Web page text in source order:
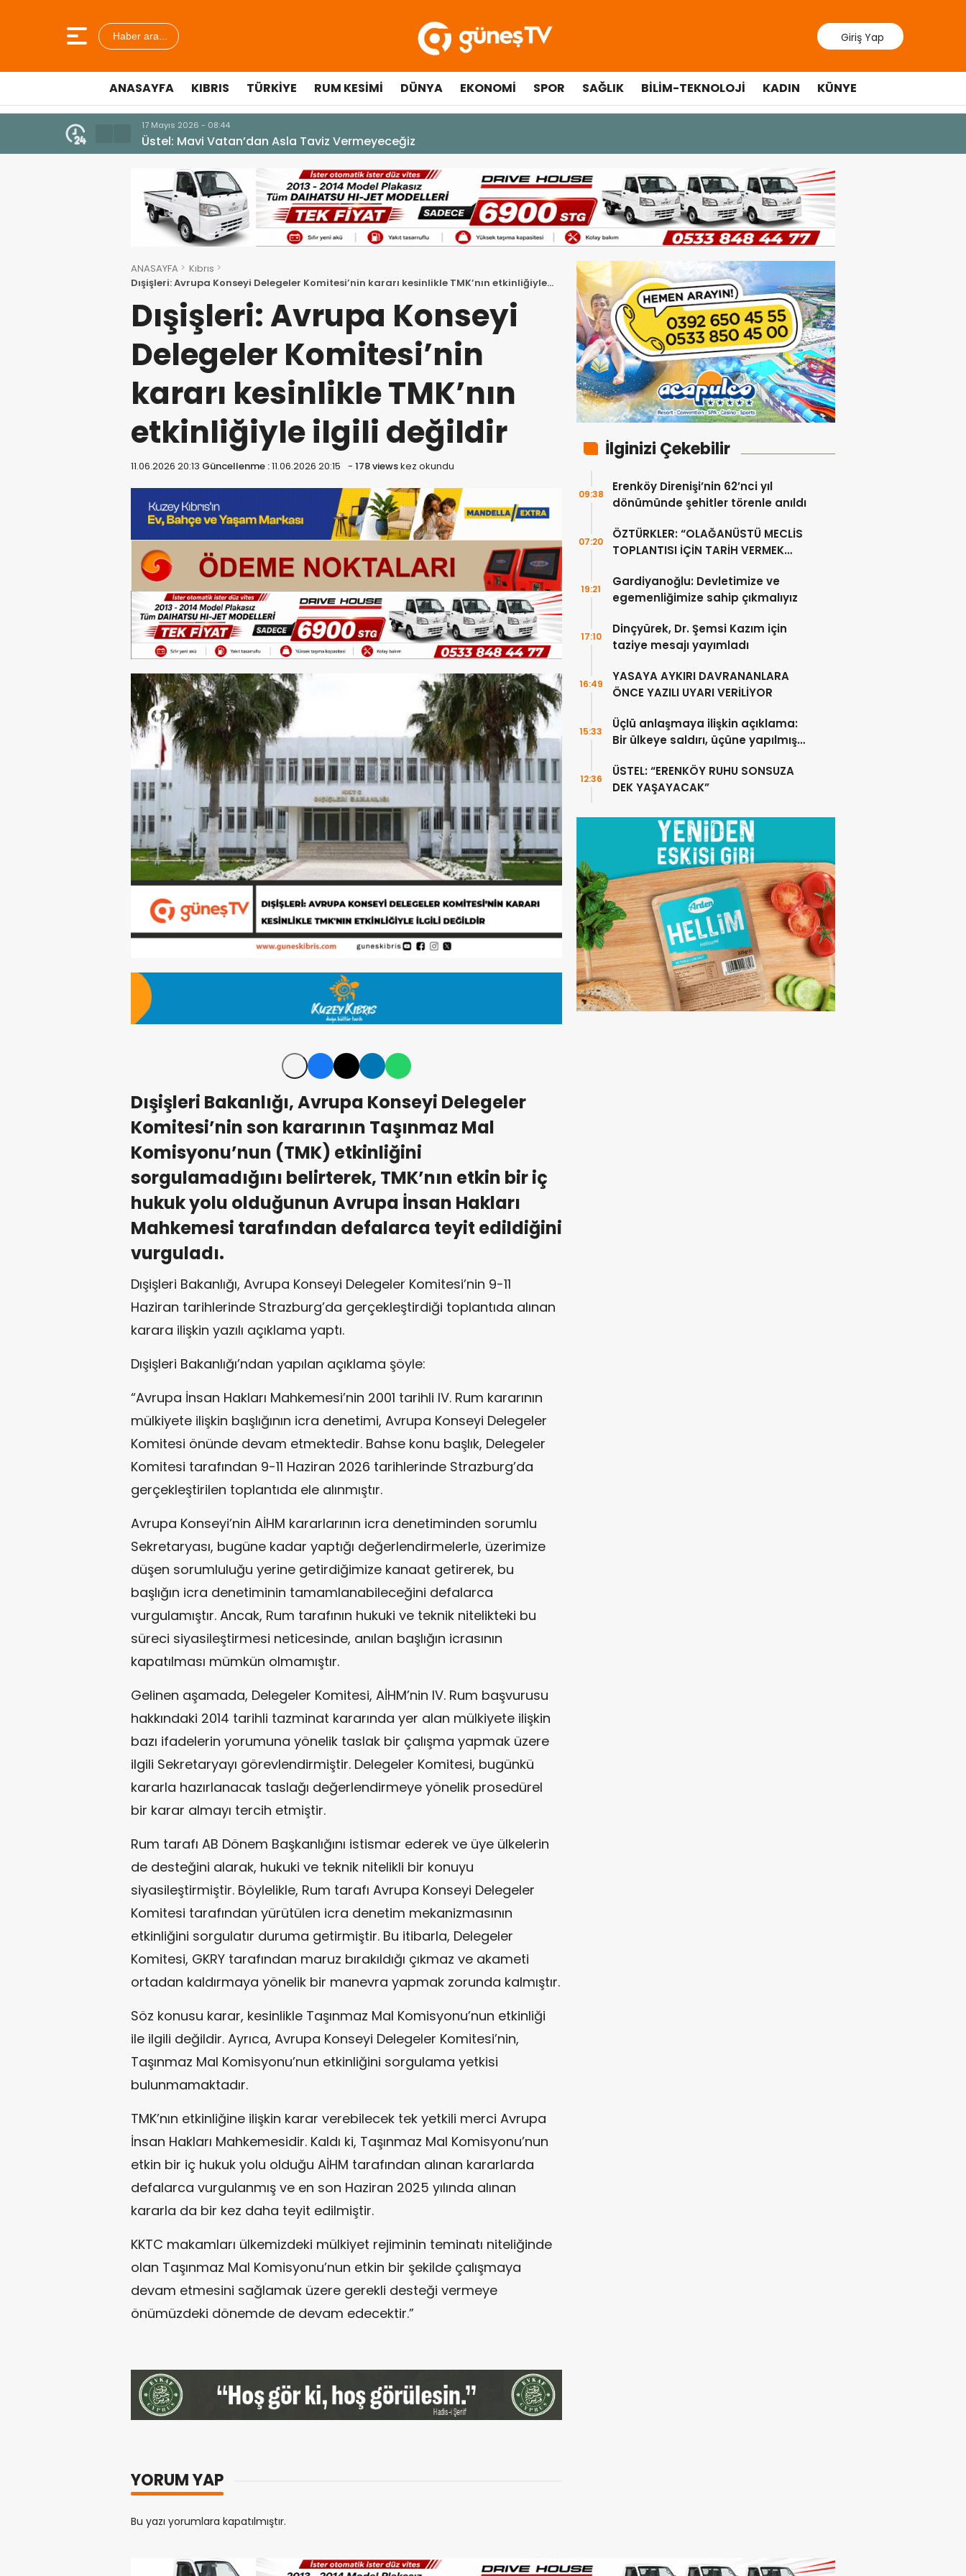
Haber ara... Giriş Yap
ANASAYFA KIBRIS TÜRKIYE RUM KESIMI DÜNYA EKONOMI SPOR SAĞLIK BILIM-TEKNOLOJI KADIN KÜNYE
7 Ağustos 2026 - 12:36
ÜSTEL: “ERENKÖY RUHU SONSUZA DEK YAŞAYACAK”
ANASAYFA
Kıbrıs
Dışişleri: Avrupa Konseyi Delegeler Komitesi’nin kararı kesinlikle TMK’nın etkinliğiyle
ilgili değildir
Dışişleri: Avrupa Konseyi
Delegeler Komitesi’nin
kararı kesinlikle TMK’nın
etkinliğiyle ilgili değildir
11.06.2026 20:13 Güncellenme :11.06.2026 20:15 - 178 viewskez okundu
Dışişleri Bakanlığı, Avrupa Konseyi Delegeler
Komitesi’nin son kararının Taşınmaz Mal
Komisyonu’nun (TMK) etkinliğini
sorgulamadığını belirterek, TMK’nın etkin bir iç
hukuk yolu olduğunun Avrupa İnsan Hakları
Mahkemesi tarafından defalarca teyit edildiğini
vurguladı.
Dışişleri Bakanlığı, Avrupa Konseyi Delegeler Komitesi’nin 9-11
Haziran tarihlerinde Strazburg’da gerçekleştirdiği toplantıda alınan
karara ilişkin yazılı açıklama yaptı.
Dışişleri Bakanlığı’ndan yapılan açıklama şöyle:
“Avrupa İnsan Hakları Mahkemesi’nin 2001 tarihli IV. Rum kararının
mülkiyete ilişkin başlığının icra denetimi, Avrupa Konseyi Delegeler
Komitesi önünde devam etmektedir. Bahse konu başlık, Delegeler
Komitesi tarafından 9-11 Haziran 2026 tarihlerinde Strazburg’da
gerçekleştirilen toplantıda ele alınmıştır.
Avrupa Konseyi’nin AİHM kararlarının icra denetiminden sorumlu
Sekretaryası, bugüne kadar yaptığı değerlendirmelerle, üzerimize
düşen sorumluluğu yerine getirdiğimize kanaat getirerek, bu
başlığın icra denetiminin tamamlanabileceğini defalarca
vurgulamıştır. Ancak, Rum tarafının hukuki ve teknik nitelikteki bu
süreci siyasileştirmesi neticesinde, anılan başlığın icrasının
kapatılması mümkün olmamıştır.
Gelinen aşamada, Delegeler Komitesi, AİHM’nin IV. Rum başvurusu
hakkındaki 2014 tarihli tazminat kararında yer alan mülkiyete ilişkin
bazı ifadelerin yorumuna yönelik taslak bir çalışma yapmak üzere
ilgili Sekretaryayı görevlendirmiştir. Delegeler Komitesi, bugünkü
kararla hazırlanacak taslağı değerlendirmeye yönelik prosedürel
bir karar almayı tercih etmiştir.
Rum tarafı AB Dönem Başkanlığını istismar ederek ve üye ülkelerin
de desteğini alarak, hukuki ve teknik nitelikli bir konuyu
siyasileştirmiştir. Böylelikle, Rum tarafı Avrupa Konseyi Delegeler
Komitesi tarafından yürütülen icra denetim mekanizmasının
etkinliğini sorgulatır duruma getirmiştir. Bu itibarla, Delegeler
Komitesi, GKRY tarafından maruz bırakıldığı çıkmaz ve akameti
ortadan kaldırmaya yönelik bir manevra yapmak zorunda kalmıştır.
Söz konusu karar, kesinlikle Taşınmaz Mal Komisyonu’nun etkinliği
ile ilgili değildir. Ayrıca, Avrupa Konseyi Delegeler Komitesi’nin,
Taşınmaz Mal Komisyonu’nun etkinliğini sorgulama yetkisi
bulunmamaktadır.
TMK’nın etkinliğine ilişkin karar verebilecek tek yetkili merci Avrupa
İnsan Hakları Mahkemesidir. Kaldı ki, Taşınmaz Mal Komisyonu’nun
etkin bir iç hukuk yolu olduğu AİHM tarafından alınan kararlarda
defalarca vurgulanmış ve en son Haziran 2025 yılında alınan
kararla da bir kez daha teyit edilmiştir.
KKTC makamları ülkemizdeki mülkiyet rejiminin teminatı niteliğinde
olan Taşınmaz Mal Komisyonu’nun etkin bir şekilde çalışmaya
devam etmesini sağlamak üzere gerekli desteği vermeye
önümüzdeki dönemde de devam edecektir.”
YORUM YAP
Bu yazı yorumlara kapatılmıştır.
İlginizi Çekebilir
Erenköy Direnişi’nin 62’nci yıl
dönümünde şehitler törenle anıldı
09:38
ÖZTÜRKLER: “OLAĞANÜSTÜ MECLİS
TOPLANTISI İÇİN TARİH VERMEK
07:20
Gardiyanoğlu: Devletimize ve
egemenliğimize sahip çıkmalıyız
19:21
Dinçyürek, Dr. Şemsi Kazım için
taziye mesajı yayımladı
17:10
YASAYA AYKIRI DAVRANANLARA
ÖNCE YAZILI UYARI VERİLİYOR
16:49
Üçlü anlaşmaya ilişkin açıklama:
Bir ülkeye saldırı, üçüne yapılmış
15:33
ÜSTEL: “ERENKÖY RUHU SONSUZA
DEK YAŞAYACAK”
12:36